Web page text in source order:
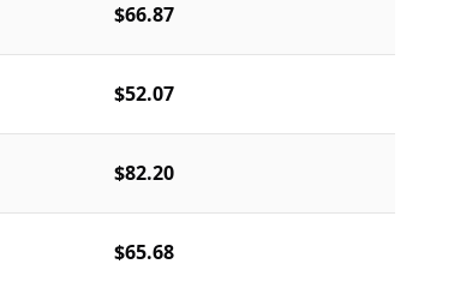
$66.87
$52.07
$82.20
$65.68